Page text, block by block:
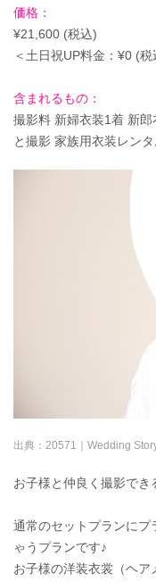
価格：
¥21,600 (税込)
＜土日祝UP料金：¥0 (税
含まれるもの：
撮影料 新婦衣装1着 新
と撮影 家族用衣装レン
出典： 20571｜Wedding
お子様と仲良く撮影でき
通常のセットプランにプ
ゃうプランです♪
お子様の洋装衣裳（ヘ